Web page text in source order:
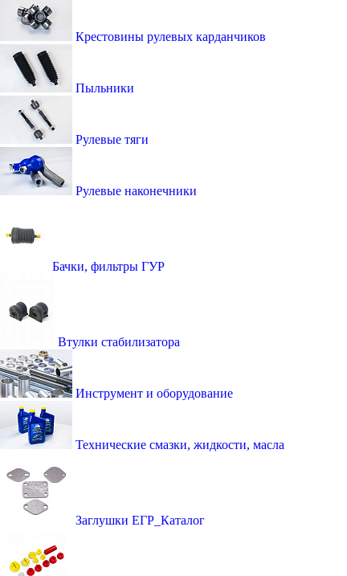
Крестовины рулевых карданчиков
Пыльники
Рулевые тяги
Рулевые наконечники
Бачки, фильтры ГУР
Втулки стабилизатора
Инструмент и оборудование
Технические смазки, жидкости, масла
Заглушки ЕГР_Каталог